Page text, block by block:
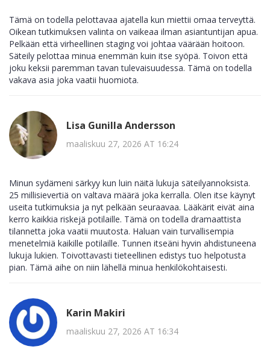
Tämä on todella pelottavaa ajatella kun miettii omaa terveyttä.
Oikean tutkimuksen valinta on vaikeaa ilman asiantuntijan apua.
Pelkään että virheellinen staging voi johtaa väärään hoitoon.
Säteily pelottaa minua enemmän kuin itse syöpä. Toivon että
joku keksii paremman tavan tulevaisuudessa. Tämä on todella
vakava asia joka vaatii huomiota.
Lisa Gunilla Andersson
maaliskuu 27, 2026 AT 16:24
Minun sydämeni särkyy kun luin näitä lukuja säteilyannoksista.
25 millisievertiä on valtava määrä joka kerralla. Olen itse käynyt
useita tutkimuksia ja nyt pelkään seuraavaa. Lääkärit eivät aina
kerro kaikkia riskejä potilaille. Tämä on todella dramaattista
tilannetta joka vaatii muutosta. Haluan vain turvallisempia
menetelmiä kaikille potilaille. Tunnen itseäni hyvin ahdistuneena
lukuja lukien. Toivottavasti tieteellinen edistys tuo helpotusta
pian. Tämä aihe on niin lähellä minua henkilökohtaisesti.
Karin Makiri
maaliskuu 27, 2026 AT 16:34